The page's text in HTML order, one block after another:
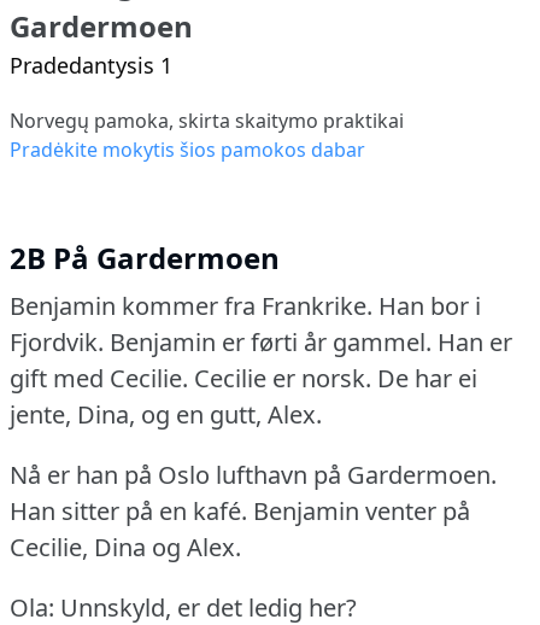
Gardermoen
Pradedantysis 1
Norvegų pamoka, skirta skaitymo praktikai
Pradėkite mokytis šios pamokos dabar
2B På Gardermoen
Benjamin kommer fra Frankrike. Han bor i
Fjordvik. Benjamin er førti år gammel. Han er
gift med Cecilie. Cecilie er norsk. De har ei
jente, Dina, og en gutt, Alex.
Nå er han på Oslo lufthavn på Gardermoen.
Han sitter på en kafé. Benjamin venter på
Cecilie, Dina og Alex.
Ola: Unnskyld, er det ledig her?